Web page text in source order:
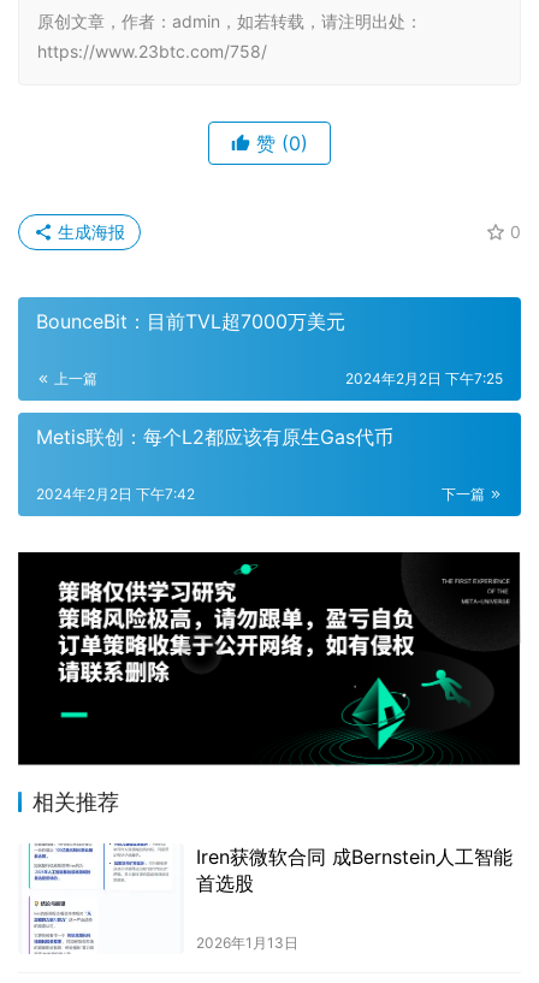
原创文章，作者：admin，如若转载，请注明出处：
https://www.23btc.com/758/
赞 (0)
0
生成海报
BounceBit：目前TVL超7000万美元
上一篇 2024年2月2日 下午7:25
Metis联创：每个L2都应该有原生Gas代币
下一篇
2024年2月2日 下午7:42
相关推荐
Iren获微软合同 成Bernstein人工智能
首选股
2026年1月13日